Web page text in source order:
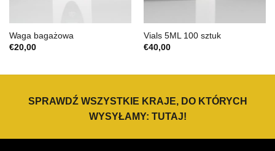
Waga bagażowa
€20,00
Vials 5ML 100 sztuk
€40,00
SPRAWDŹ WSZYSTKIE KRAJE, DO KTÓRYCH
WYSYŁAMY: TUTAJ!